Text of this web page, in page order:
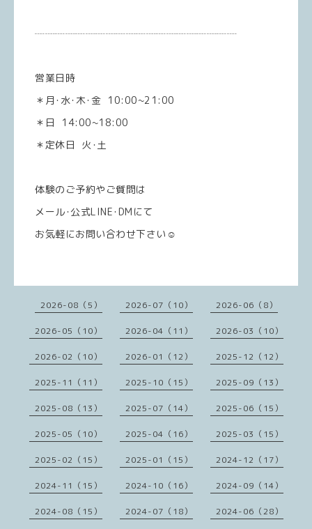
┈┈┈┈┈┈┈┈┈┈┈┈┈┈┈┈┈┈┈┈
営業日時
＊月･水･木･金 10:00~21:00
＊日 14:00~18:00
＊定休日 火･土
体験のご予約やご質問は
メール･公式LINE･DMにて
お気軽にお問い合わせ下さい☺️
2026-08（5） 2026-07（10） 2026-06（8）
2026-05（10） 2026-04（11） 2026-03（10）
2026-02（10） 2026-01（12） 2025-12（12）
2025-11（11） 2025-10（15） 2025-09（13）
2025-08（13） 2025-07（14） 2025-06（15）
2025-05（10） 2025-04（16） 2025-03（15）
2025-02（15） 2025-01（15） 2024-12（17）
2024-11（15） 2024-10（16） 2024-09（14）
2024-08（15） 2024-07（18） 2024-06（28）